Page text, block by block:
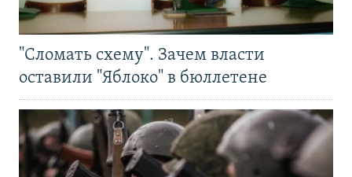
"Сломать схему". Зачем власти
оставили "Яблоко" в бюллетене